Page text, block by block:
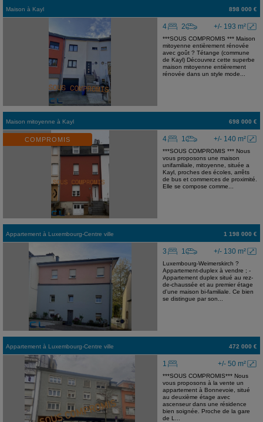
Maison à Kayl 898 000 €
+/- 193 m²
4 2
***SOUS COMPROMIS *** Maison
mitoyenne entièrement rénovée
avec goût ? Tétange (commune
de Kayl) Découvrez cette superbe
maison mitoyenne entièrement
rénovée dans un style mode...
Maison mitoyenne à Kayl 698 000 €
COMPROMIS +/- 140 m²
4 1
***SOUS COMPROMIS *** Nous
vous proposons une maison
unifamiliale, mitoyenne, située a
Kayl, proches des écoles, arrêts
de bus et commerces de proximité.
Elle se compose comme...
Appartement à Luxembourg-Centre ville 1 198 000 €
+/- 130 m²
3 1
Luxembourg-Weimerskirch ?
Appartement-duplex à vendre ; -
Appartement duplex situé au rez-
de-chaussée et au premier étage
d'une maison bi-familiale. Ce bien
se distingue par son...
Appartement à Luxembourg-Centre ville 472 000 €
+/- 50 m²
1
***SOUS COMPROMIS*** Nous
vous proposons à la vente un
appartement à Bonnevoie, situé
au deuxième étage avec
ascenseur dans une résidence
bien soignée. Proche de la gare
de L...